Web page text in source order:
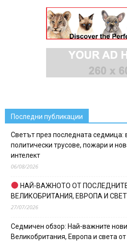
Последни публикации
Светът през последната седмица:
политически трусове, пожари и
интелект
06/08/2026
НАЙ-ВАЖНОТО ОТ
ВЕЛИКОБРИТАНИЯ, ЕВРОПА И
27/07/2026
Седмичен обзор: Най-важните
Великобритания, Европа и света